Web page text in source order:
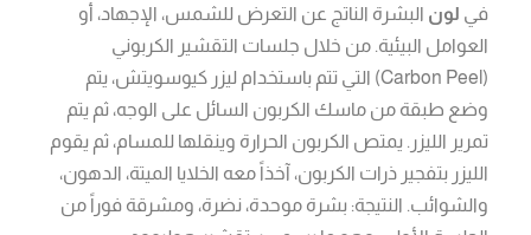
في لون البشرة الناتج عن التعرض للشمس، الإجهاد، أو
العوامل البيئية. من خلال جلسات التقشير الكربوني
(Carbon Peel) التي تتم باستخدام ليزر كيوسويتش، يتم
وضع طبقة من ماسك الكربون السائل على الوجه، ثم يتم
تمرير الليزر. يمتص الكربون الحرارة وينقلها للمسام، ثم يقوم
الليزر بتفجير ذرات الكربون، آخذاً معه الخلايا الميتة، الدهون،
والشوائب. النتيجة: بشرة موحدة، نضرة، ومشرقة فوراً من